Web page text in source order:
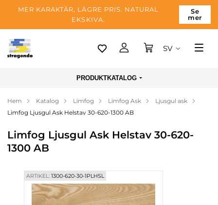
MER KARAKTÄR, LÄGRE PRIS. NATURAL
EKSKIVA.
Se
mer
Tallinn
Betalning
Blogg
SV
PRODUKTKATALOG
Hem Katalog Limfog Limfog Ask
Ljusgul ask
Limfog Ljusgul Ask Helstav 30-620-1300 AB
Limfog Ljusgul Ask Helstav 30-620-
1300 AB
ARTIKEL:1300-620-30-1PLHSL